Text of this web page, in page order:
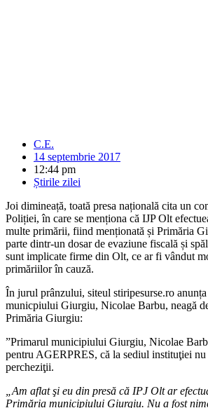
C.E.
14 septembrie 2017
12:44 pm
Știrile zilei
Joi dimineață, toată presa națională cita un
Poliției, în care se menționa că IJP Olt
multe primării, fiind menționată și Primăria
parte dintr-un dosar de evaziune fiscală și
sunt implicate firme din Olt, ce ar fi vândut
primăriilor în cauză.
În jurul prânzului, siteul stiripesurse.ro
municpiului Giurgiu, Nicolae Barbu, neagă
Primăria Giurgiu:
”Primarul municipiului Giurgiu, Nicolae
pentru AGERPRES, că la sediul instituţiei nu
percheziţii.
„Am aflat şi eu din presă că IPJ Olt ar
Primăria municipiului Giurgiu. Nu a fost